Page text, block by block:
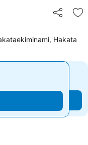
分享
放
Hakata